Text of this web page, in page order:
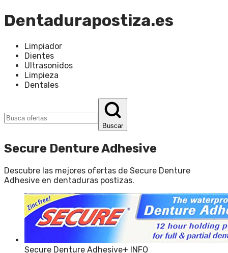
Dentadurapostiza.es
Limpiador
Dientes
Ultrasonidos
Limpieza
Dentales
Buscar
Secure Denture Adhesive
Descubre las mejores ofertas de Secure Denture
Adhesive en dentaduras postizas.
Secure Denture Adhesive+ INFO